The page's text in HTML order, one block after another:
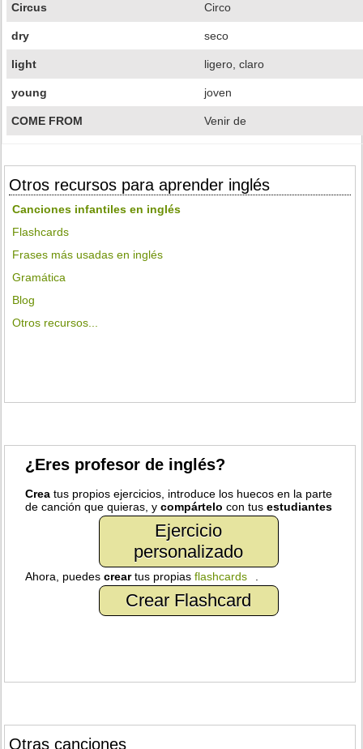
Circus Circo
dry seco
light ligero, claro
young joven
COME FROM Venir de
Otros recursos para aprender inglés
Canciones infantiles en inglés
Flashcards
Frases más usadas en inglés
Gramática
Blog
Otros recursos...
¿Eres profesor de inglés?
Crea tus propios ejercicios, introduce los huecos en la parte
de canción que quieras, ycompártelo con tusestudiantes
Ejercicio
personalizado
Ahora, puedescreartus propiasflashcards
Crear Flashcard
Otras canciones